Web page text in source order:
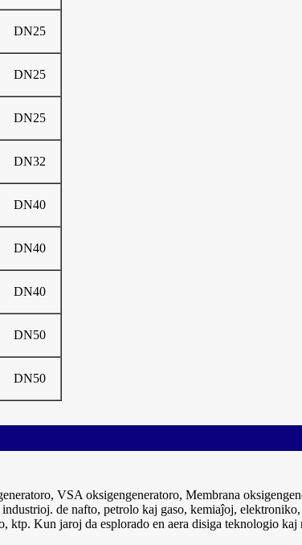
DN25
DN25
DN25
DN32
DN40
DN40
DN40
DN50
DN50
VSA oksigengeneratoro, Membrana
de nafto, petrolo kaj gaso, kemiaĵoj,
Kun jaroj da esplorado en aera disiga teknologio